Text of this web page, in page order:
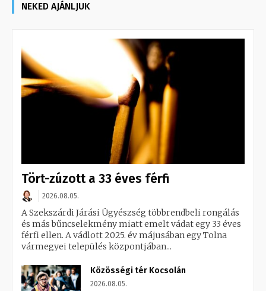
NEKED AJÁNLJUK
Tört-zúzott a 33 éves férfi
2026.08.05.
A Szekszárdi Járási Ügyészség többrendbeli rongálás
és más bűncselekmény miatt emelt vádat egy 33 éves
férfi ellen. A vádlott 2025. év májusában egy Tolna
vármegyei település központjában...
Közösségi tér Kocsolán
2026.08.05.